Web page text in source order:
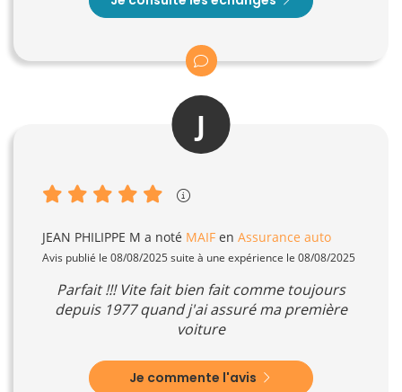
J
JEAN PHILIPPE M a noté MAIF en Assurance auto
Avis publié le 08/08/2025 suite à une expérience le 08/08/2025
Parfait !!! Vite fait bien fait comme toujours
depuis 1977 quand j'ai assuré ma première
voiture
Je commente l'avis